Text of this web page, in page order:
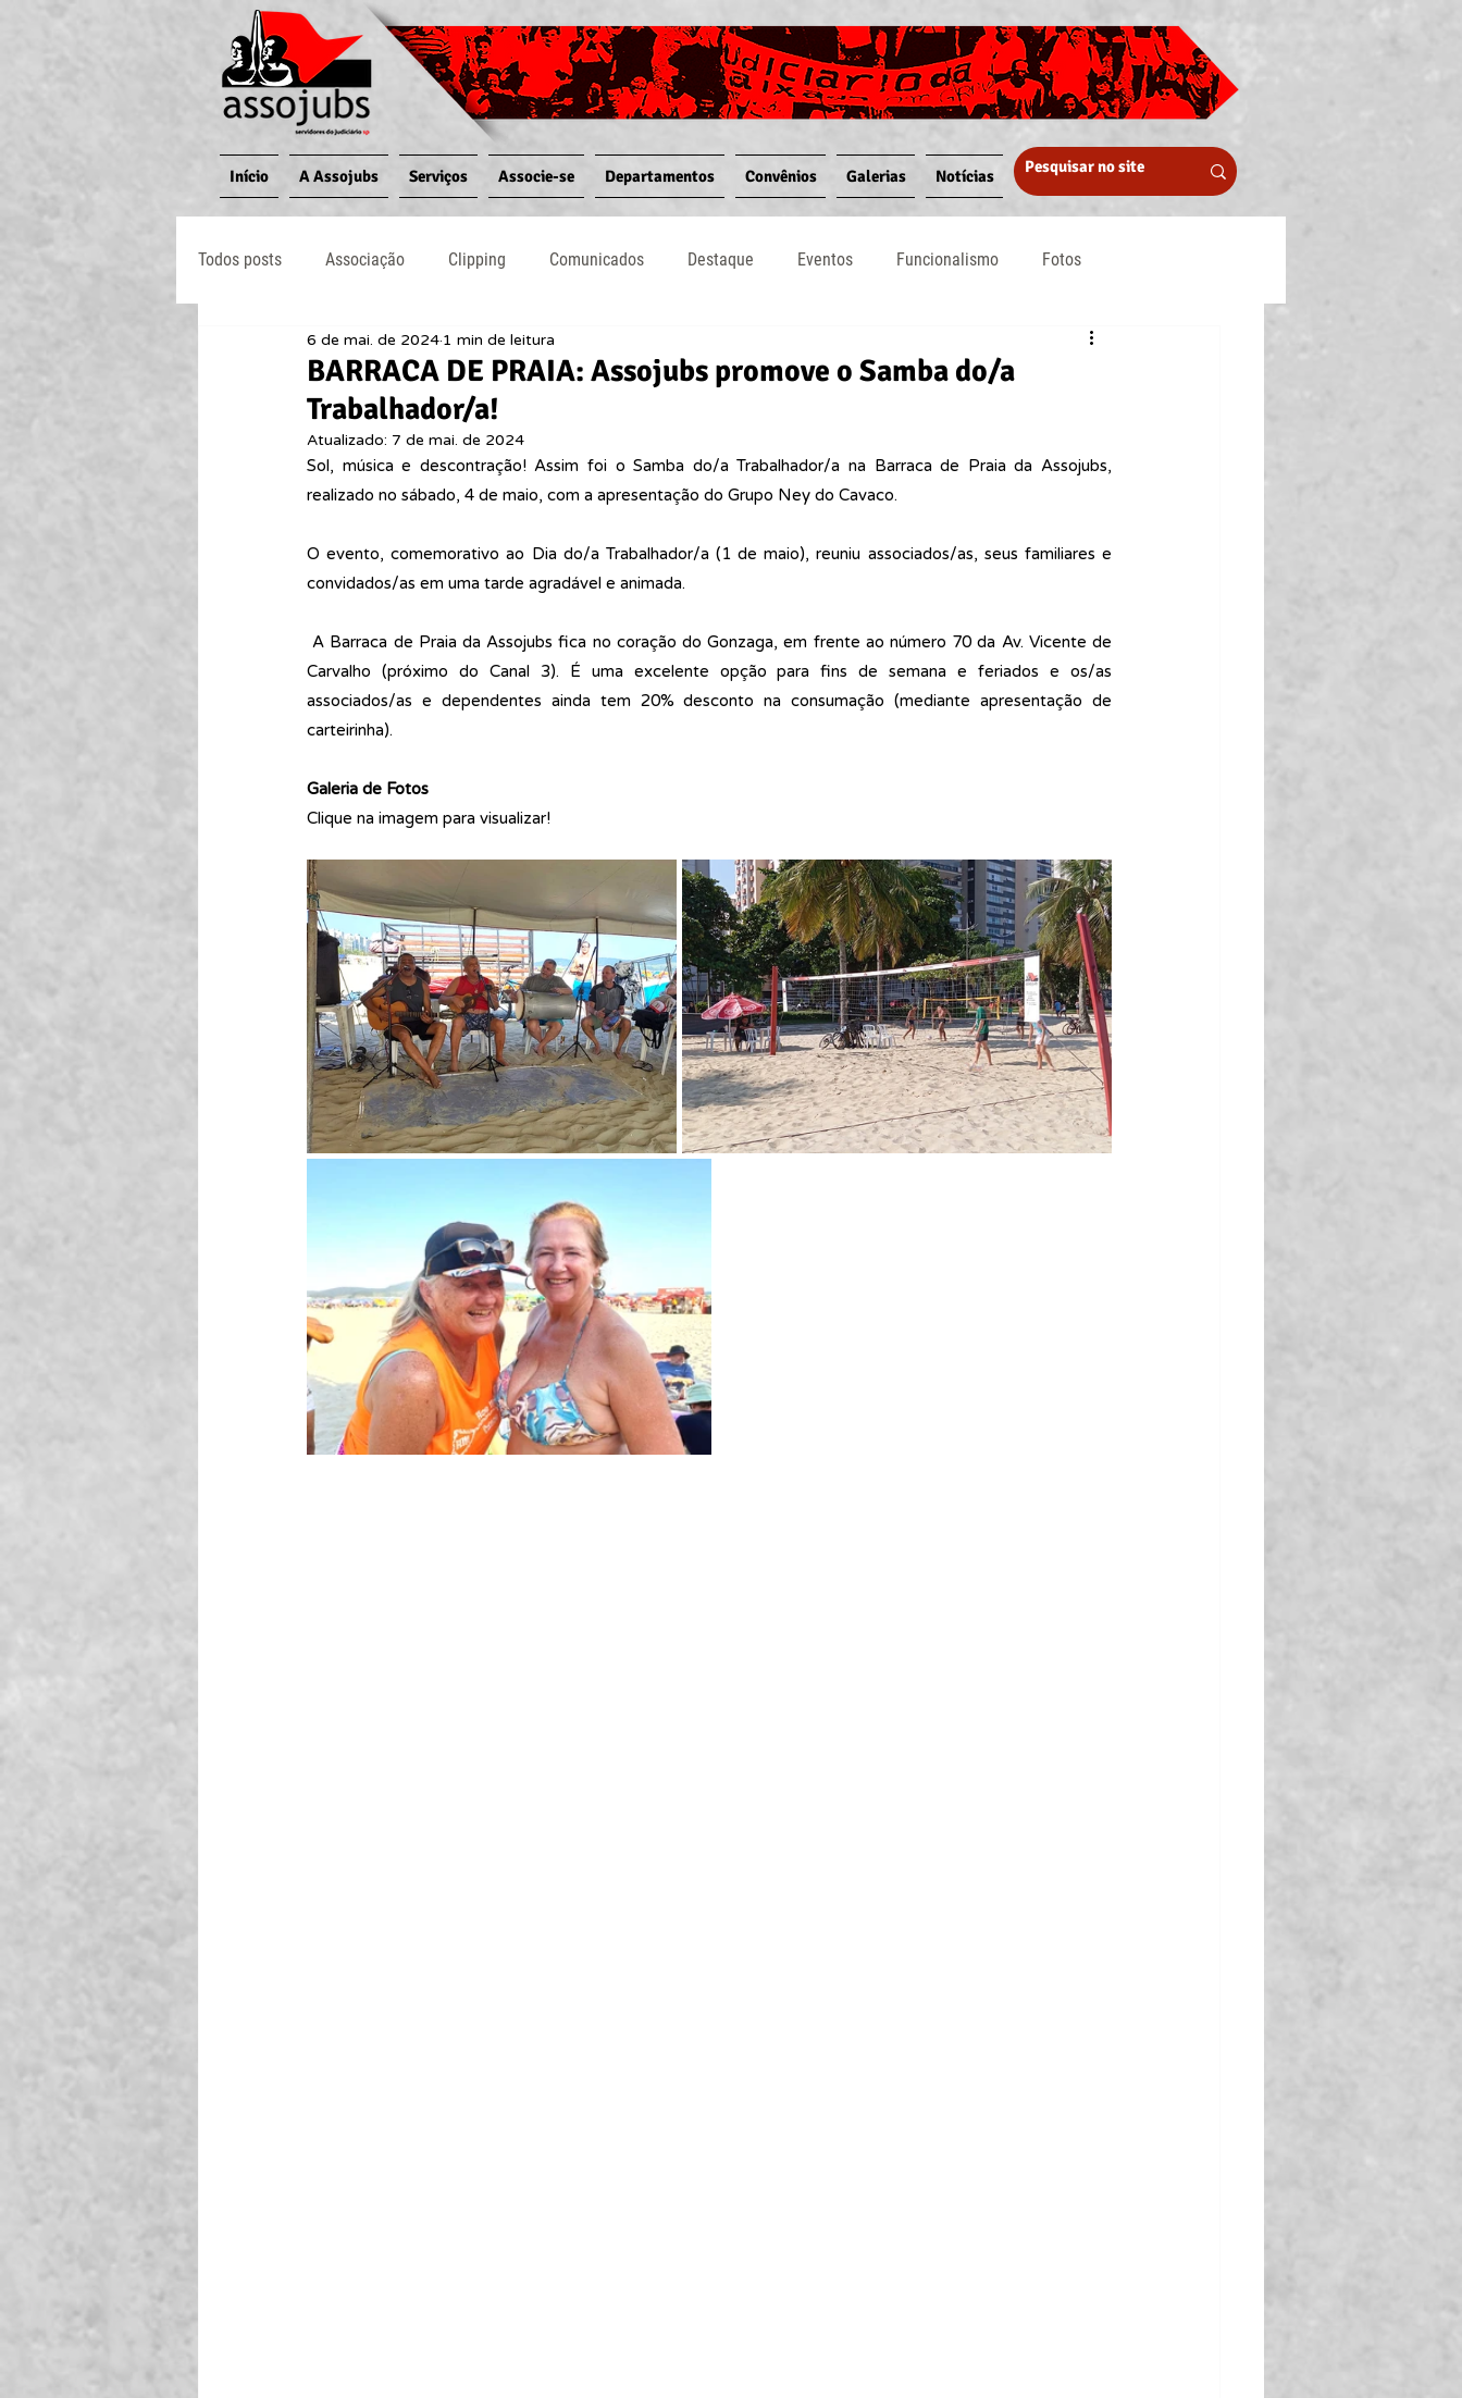
Início A Assojubs Serviços Associe-se Departamentos Convênios Galerias Notícias
Todos posts Associação Clipping Comunicados Destaque Eventos Funcionalismo Fotos
Jornal O Processo Judiciário Notícias
BARRACA DE PRAIA: Assojubs promove o Samba do/a
Trabalhador/a!
6 de mai. de 2024 1 min de leitura
Atualizado: 7 de mai. de 2024
Sol, música e descontração! Assim foi o Samba do/a Trabalhador/a na Barraca de Praia da Assojubs,
realizado no sábado, 4 de maio, com a apresentação do Grupo Ney do Cavaco.
O evento, comemorativo ao Dia do/a Trabalhador/a (1 de maio), reuniu associados/as, seus familiares e
convidados/as em uma tarde agradável e animada.
A Barraca de Praia da Assojubs fica no coração do Gonzaga, em frente ao número 70 da Av. Vicente de
Carvalho (próximo do Canal 3). É uma excelente opção para fins de semana e feriados e os/as
associados/as e dependentes ainda tem 20% desconto na consumação (mediante apresentação de
carteirinha).
Galeria de Fotos
Clique na imagem para visualizar!